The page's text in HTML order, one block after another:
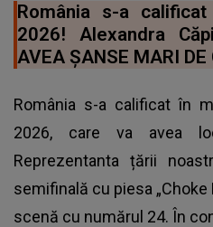
România s-a
2026! Alexandra
AVEA ȘANSE MARI DE
România s-a calificat în
2026, care va avea
Reprezentanta țării
semifinală cu piesa „Choke
scenă cu numărul 24. În